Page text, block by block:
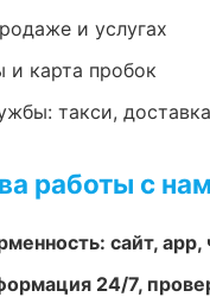
и услугах
и карта пробок
такси,
работы с
сайт, app,
24/7,